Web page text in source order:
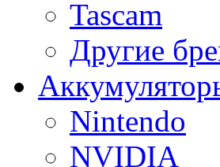
Tascam
Другие
Nintendo
NVIDIA